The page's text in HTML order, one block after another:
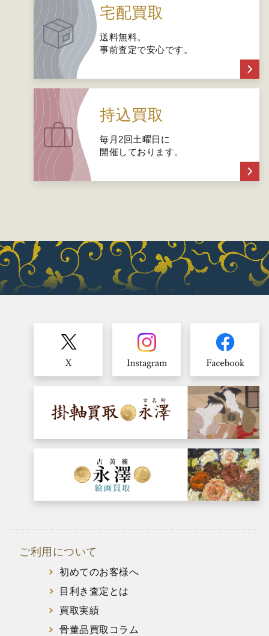
宅配買取
送料無料。
事前査定で安心です。
持込買取
毎月2回土曜日に
開催しております。
ご利用について
初めてのお客様へ
目利き査定とは
買取実績
骨董品買取コラム